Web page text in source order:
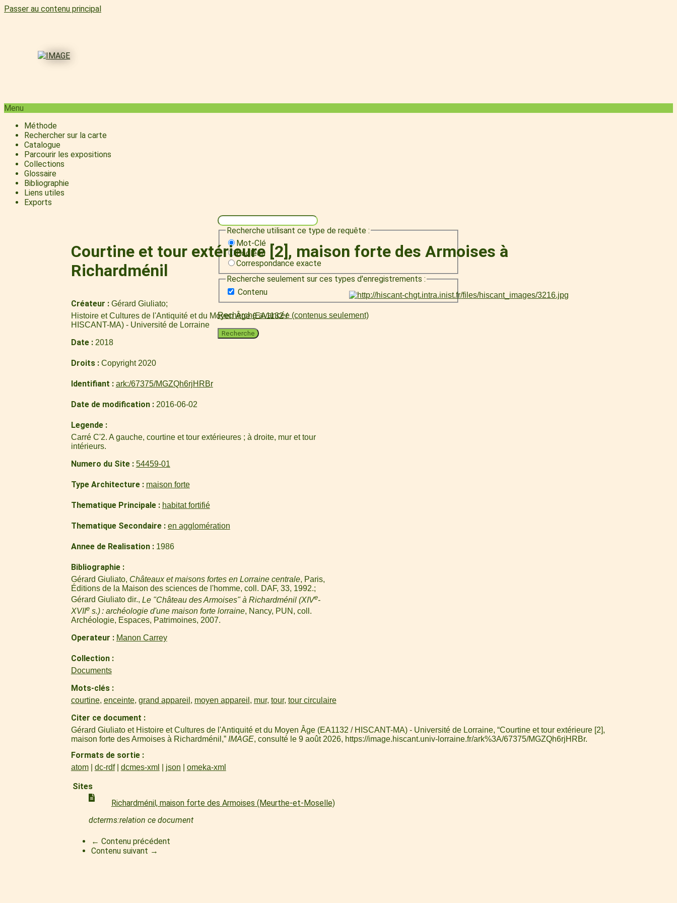
Passer au contenu principal
Menu
Méthode
Rechercher sur la carte
Catalogue
Parcourir les expositions
Collections
Glossaire
Bibliographie
Liens utiles
Exports
Recherche utilisant ce type de requête :
Mot-Clé
Booléen
Correspondance exacte
Recherche seulement sur ces types d'enregistrements :
Contenu
Recherche avancée (contenus seulement)
Recherche
Courtine et tour extérieure [2], maison forte des Armoises à
Richardménil
Créateur
Gérard Giuliato
Histoire et Cultures de l'Antiquité et du Moyen Âge (EA1132 /
HISCANT-MA) - Université de Lorraine
Date 2018
Droits Copyright 2020
Identifiant ark:/67375/MGZQh6rjHRBr
Date de modification 2016-06-02
Legende
Carré C'2. A gauche, courtine et tour extérieures ; à droite, mur et tour
intérieurs.
Numero du Site 54459-01
Type Architecture maison forte
Thematique Principale habitat fortifié
Thematique Secondaire en agglomération
Annee de Realisation 1986
Bibliographie
Gérard Giuliato, Châteaux et maisons fortes en Lorraine centrale, Paris,
Éditions de la Maison des sciences de l'homme, coll. DAF, 33, 1992.
Gérard Giuliato dir., Le "Château des Armoises" à Richardménil (XIVe-
XVIIes.) : archéologie d'une maison forte lorraine, Nancy, PUN, coll.
Archéologie, Espaces, Patrimoines, 2007.
Operateur Manon Carrey
Collection
Documents
Mots-clés
courtine, enceinte, grand appareil , moyen appareil , mur, tour, tour circulaire
Citer ce document
Gérard Giuliato et Histoire et Cultures de l'Antiquité et du Moyen Âge (EA1132 / HISCANT-MA) - Université de Lorraine, “Courtine et tour extérieure [2],
maison forte des Armoises à Richardménil,” IMAGE, consulté le 9 août 2026, https://image.hiscant.univ-lorraine.fr/ark%3A/67375/MGZQh6rjHRBr.
Formats de sortie
atom dc-rdf dcmes-xml json omeka-xml
Sites
Richardménil, maison forte des Armoises (Meurthe-et-Moselle)
dcterms:relation ce document
← Contenu précédent
Contenu suivant →